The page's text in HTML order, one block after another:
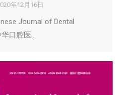
年12月16日
Journal of Dental
华口腔医…